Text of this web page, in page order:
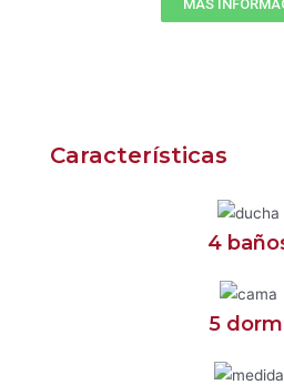
MÁS
Características
4
5